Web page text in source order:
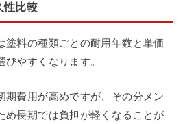
性比較
塗料の種類ごとの耐用年数と単価
やすくなります。
期費用が高めですが、その分メン
め長期では負担が軽くなることが